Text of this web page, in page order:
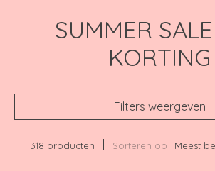
SUMMER
KORTING
Filters weergeven
318 producten Sorteren op Meest